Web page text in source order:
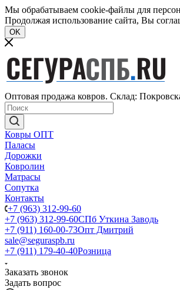
Мы обрабатываем cookie-файлы для
Продолжая использование сайта, Вы
OK
Оптовая продажа ковров. Склад:
Ковры ОПТ
Паласы
Дорожки
Ковролин
Матрасы
Сопутка
Контакты
+7 (963) 312-99-60
+7 (963) 312-99-60СПб Уткина Заводь
+7 (911) 160-00-73Опт Дмитрий
sale@seguraspb.ru
+7 (911) 179-40-40Розница
Заказать звонок
Задать вопрос